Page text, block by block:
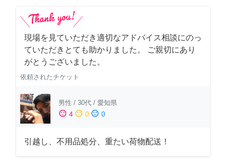
現場を見ていただき適切なアドバイス相談にのっ
ていただきとても助かりました。 ご親切にあり
がとうございました。
依頼されたチケット
男性 / 30代 / 愛知県
sentiment_satisfied 4 sentiment_neutral 0 sentiment_dissatisfied 0
引越し、不用品処分、重たい荷物配送！